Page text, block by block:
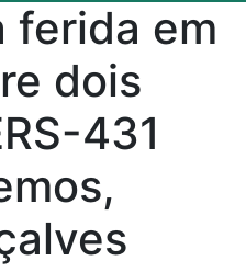
ferida em
dois
431